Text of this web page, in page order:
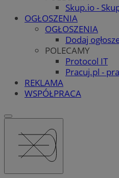
Skup.io -
OGŁOSZENIA
OGŁOSZENIA
Dodaj
POLECAMY
Protocol IT
Pracuj.pl -
REKLAMA
WSPÓŁPRACA